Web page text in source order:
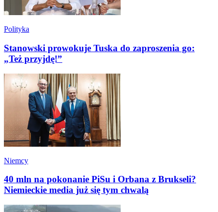
Polityka
Stanowski prowokuje Tuska do zaproszenia go:
„Też przyjdę!”
Niemcy
40 mln na pokonanie PiSu i Orbana z Brukseli?
Niemieckie media już się tym chwalą